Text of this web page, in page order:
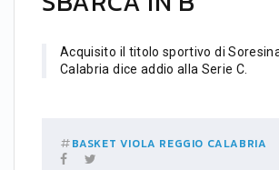
Acquisito il titolo sportivo di
Calabria dice addio alla Serie C.
BASKET VIOLA REGGIO CALABRIA